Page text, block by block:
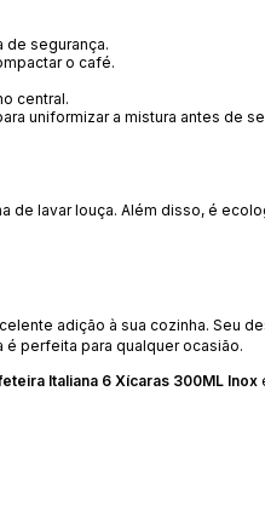
de segurança.
o café.
central.
uniformizar a mistura antes de
de lavar louça. Além disso, é
adição à sua cozinha. Seu
perfeita para qualquer ocasião.
Italiana 6 Xícaras 300ML Inox